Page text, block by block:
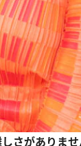
さがありませ